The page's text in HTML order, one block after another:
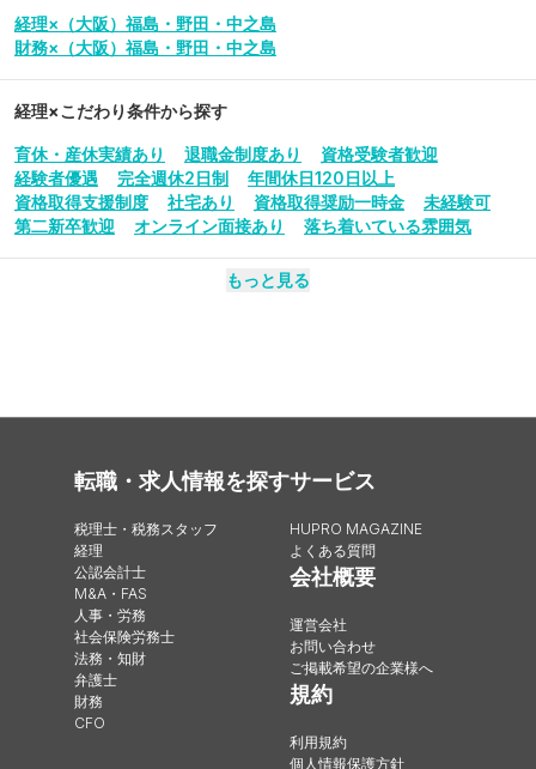
経理×（大阪）福島・野田・中之島
財務×（大阪）福島・野田・中之島
経理×こだわり条件から探す
育休・産休実績あり 退職金制度あり
資格受験者歓迎
経験者優遇
完全週休2日制
年間休日120日以上
資格取得支援制度
社宅あり 資格取得奨励一時金
未経験可
第二新卒歓迎
オンライン面接あり 落ち着いている雰囲気
もっと見る
転職・求人情報を探す
税理士・税務スタッフ
経理
公認会計士
M&A・FAS
人事・労務
社会保険労務士
法務・知財
弁護士
財務
CFO
サービス
HUPRO MAGAZINE
よくある質問
会社概要
運営会社
お問い合わせ
ご掲載希望の企業様へ
規約
利用規約
個人情報保護方針